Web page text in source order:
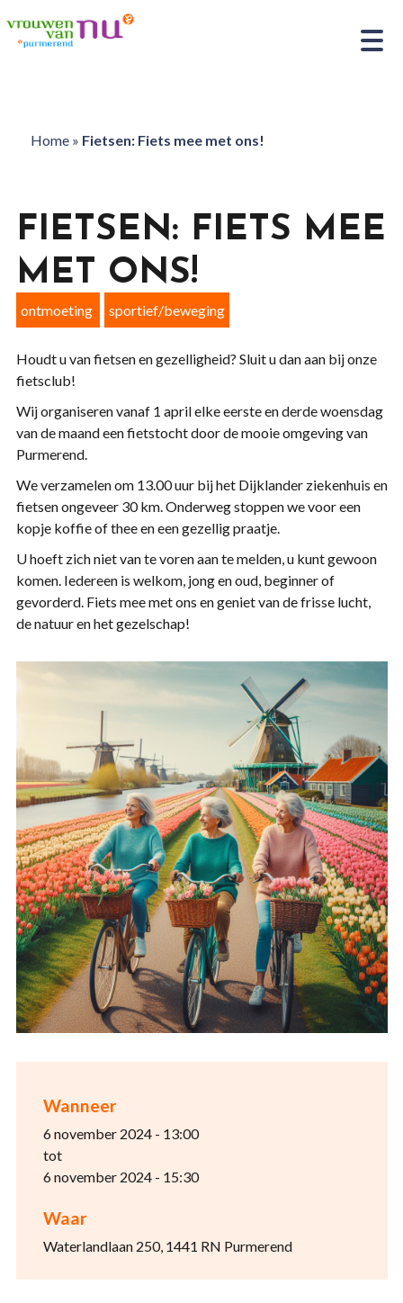
Home» Fietsen: Fiets mee met ons!
Wanneer
6 november 2024 - 13:00
tot
6 november 2024 - 15:30
Waar
Waterlandlaan 250, 1441 RN Purmerend
FIETSEN: FIETS MEE
MET ONS!
ontmoeting sportief/beweging
Houdt u van fietsen en gezelligheid? Sluit u dan aan bij onze
fietsclub!
Wij organiseren vanaf 1 april elke eerste en derde woensdag
van de maand een fietstocht door de mooie omgeving van
Purmerend.
We verzamelen om 13.00 uur bij het Dijklander ziekenhuis en
fietsen ongeveer 30 km. Onderweg stoppen we voor een
kopje koffie of thee en een gezellig praatje.
U hoeft zich niet van te voren aan te melden, u kunt gewoon
komen. Iedereen is welkom, jong en oud, beginner of
gevorderd. Fiets mee met ons en geniet van de frisse lucht,
de natuur en het gezelschap!